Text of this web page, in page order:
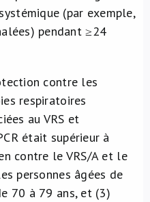
(par exemple,
pendant ≥24
contre les
respiratoires
au VRS et
était supérieur à
contre le VRS/A et le
personnes âgées de
70 à 79 ans, et (3)